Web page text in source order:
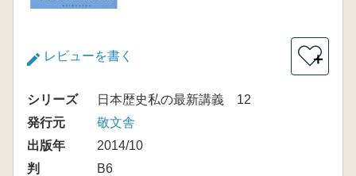
レビューを書く ＋
シリーズ
日本歴史私の最新講義 12
発行元
敬文舎
出版年
2014/10
判
B6